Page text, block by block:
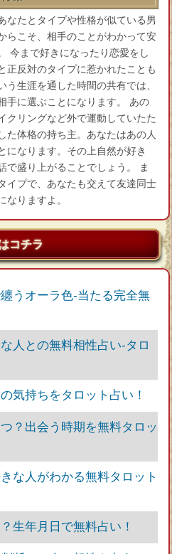
なたとタイプや性格が似ている男
らこそ、相手のことがわかって安
今まで好きになったり恋愛をし
正反対のタイプに惹かれたことも
生涯を通した時間の共有では、
手に選ぶことになります。 あの
クリングなど外で運動していたた
た体格の持ち主。あなたはあの人
になります。その上自然が好き
で盛り上がることでしょう。 ま
イプで、あなたも交えて友達同士
なりますよ。
コチラ
うオーラ色-当たる完全無
人との無料相性占い-タロ
気持ちをタロット占い！
？出会う時期を無料タロッ
な人がわかる無料タロット
生年月日で無料占い！